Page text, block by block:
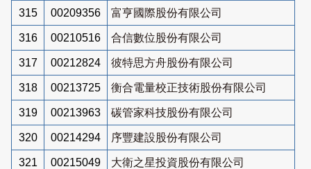
315 00209356 富亨國際股份有限公司
316 00210516 合信數位股份有限公司
317 00212824 彼特思方舟股份有限公司
318 00213725 衡合電量校正技術股份有限公司
319 00213963 碳管家科技股份有限公司
320 00214294 序豐建設股份有限公司
321 00215049 大衛之星投資股份有限公司